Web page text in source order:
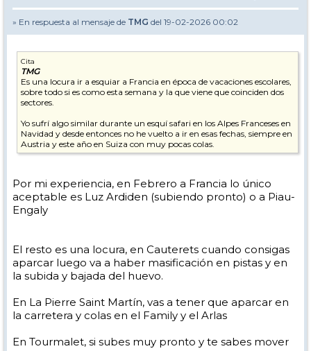
» En respuesta al mensaje de TMG del 19-02-2026 00:02
Cita
TMG
Es una locura ir a esquiar a Francia en época de vacaciones escolares,
sobre todo si es como esta semana y la que viene que coinciden dos
sectores.
Yo sufrí algo similar durante un esquí safari en los Alpes Franceses en
Navidad y desde entonces no he vuelto a ir en esas fechas, siempre en
Austria y este año en Suiza con muy pocas colas.
Por mi experiencia, en Febrero a Francia lo único
aceptable es Luz Ardiden (subiendo pronto) o a Piau-
Engaly
El resto es una locura, en Cauterets cuando consigas
aparcar luego va a haber masificación en pistas y en
la subida y bajada del huevo.
En La Pierre Saint Martín, vas a tener que aparcar en
la carretera y colas en el Family y el Arlas
En Tourmalet, si subes muy pronto y te sabes mover